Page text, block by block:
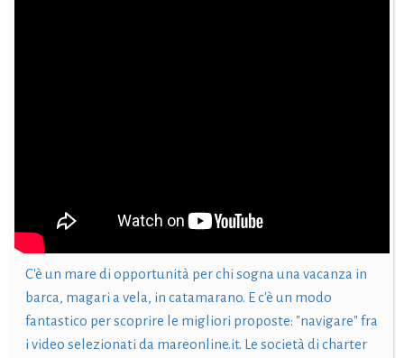
C'è un mare di opportunità per chi sogna una vacanza in
barca, magari a vela, in catamarano. E c'è un modo
fantastico per scoprire le migliori proposte: "navigare" fra
i video selezionati da mareonline.it. Le società di charter